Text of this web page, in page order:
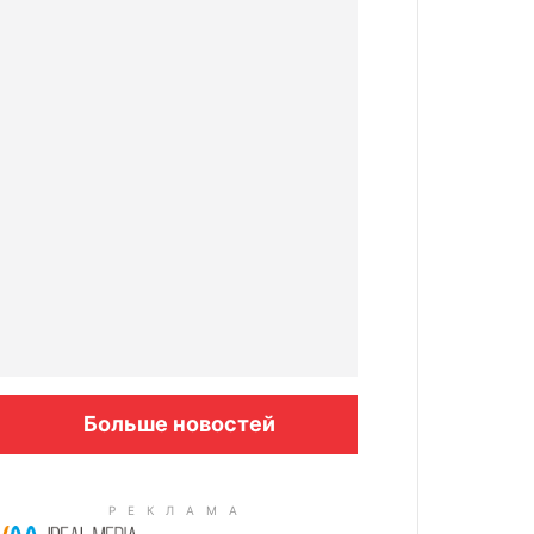
Больше новостей